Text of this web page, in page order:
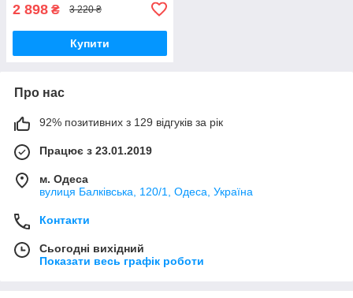
2 898 ₴ 3 220 ₴
Купити
Про нас
92% позитивних з 129 відгуків за рік
Працює з 23.01.2019
м. Одеса
вулиця Балківська, 120/1, Одеса, Україна
Контакти
Сьогодні вихідний
Показати весь графік роботи